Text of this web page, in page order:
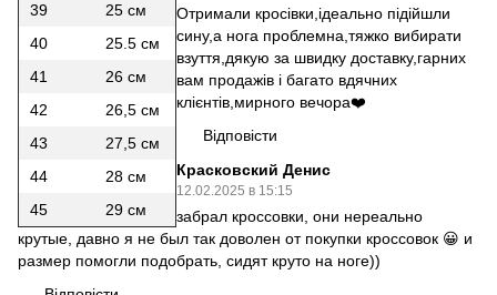
39
25 см
40
25.5 см
41
26 см
42
26,5 см
43
27,5 см
44
28 см
45
29 см
Отримали кросівки,ідеально підійшли
сину,а нога проблемна,тяжко вибирати
взуття,дякую за швидку доставку,гарних
вам продажів і багато вдячних
клієнтів,мирного вечора❤️
Відповісти
Красковский Денис
12.02.2025 в 15:15
забрал кроссовки, они нереально
крутые, давно я не был так доволен от покупки кроссовок 😀 и
размер помогли подобрать, сидят круто на ноге))